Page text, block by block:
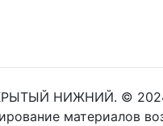
НИЖНИЙ. ©
материалов